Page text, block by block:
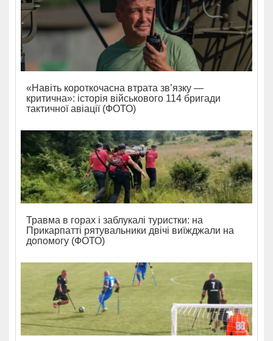
«Навіть короткочасна втрата зв’язку —
критична»: історія військового 114 бригади
тактичної авіації (ФОТО)
Травма в горах і заблукалі туристки: на
Прикарпатті рятувальники двічі виїжджали на
допомогу (ФОТО)